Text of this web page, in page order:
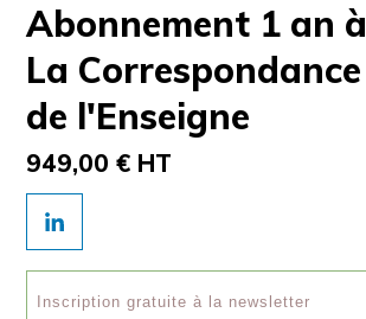
Abonnement 1 an à
La Correspondance
de l'Enseigne
949,00 € HT